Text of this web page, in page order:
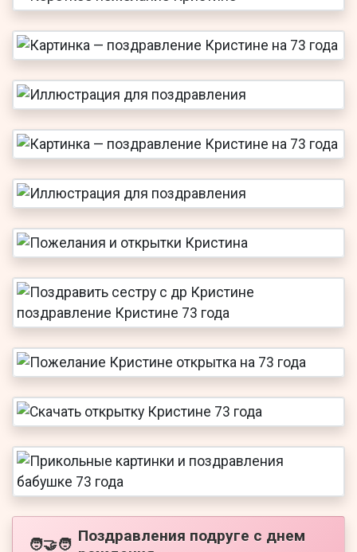
🧑‍🤝‍🧑 Поздравления подруге с днем